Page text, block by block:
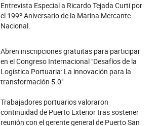
Entrevista Especial a Ricardo Tejada Curti por
el 199º Aniversario de la Marina Mercante
Nacional.
Abren inscripciones gratuitas para participar
en el Congreso Internacional "Desafíos de la
Logística Portuaria: La innovación para la
transformación 5.0"
Trabajadores portuarios valoraron
continuidad de Puerto Exterior tras sostener
reunión con el gerente general de Puerto San